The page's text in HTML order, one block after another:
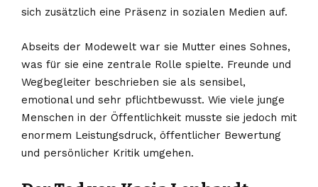
sich zusätzlich eine Präsenz in sozialen Medien auf.
Abseits der Modewelt war sie Mutter eines Sohnes,
was für sie eine zentrale Rolle spielte. Freunde und
Wegbegleiter beschrieben sie als sensibel,
emotional und sehr pflichtbewusst. Wie viele junge
Menschen in der Öffentlichkeit musste sie jedoch mit
enormem Leistungsdruck, öffentlicher Bewertung
und persönlicher Kritik umgehen.